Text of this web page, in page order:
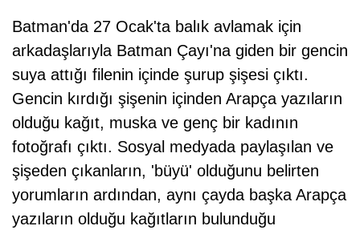
Batman'da 27 Ocak'ta balık avlamak için
arkadaşlarıyla Batman Çayı'na giden bir gencin
suya attığı filenin içinde şurup şişesi çıktı.
Gencin kırdığı şişenin içinden Arapça yazıların
olduğu kağıt, muska ve genç bir kadının
fotoğrafı çıktı. Sosyal medyada paylaşılan ve
şişeden çıkanların, 'büyü' olduğunu belirten
yorumların ardından, aynı çayda başka Arapça
yazıların olduğu kağıtların bulunduğu